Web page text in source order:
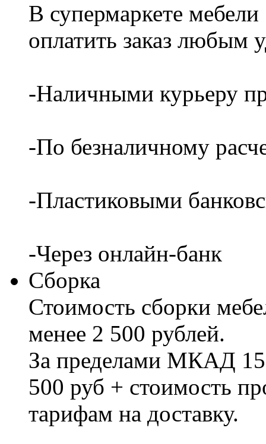
В супермаркете
оплатить заказ любым
-Наличными курьеру
-По безналичному
-Пластиковыми
-Через онлайн-банк
Сборка
Стоимость сборки
менее 2 500 рублей.
За пределами МКАД
500 руб + стоимость
тарифам на доставку.